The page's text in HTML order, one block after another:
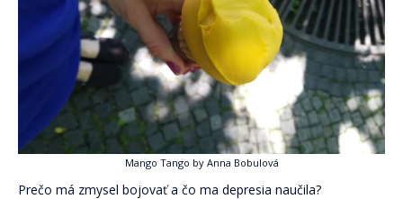
Terapeutické karty (P)o ceste k sebe.
Pocestník. Terapeutický denník.
Komunita Postmodernistov
Pomáhame
Ako pomáhame
Mango Tango by Anna Bobulová
Prečo má zmysel bojovať a čo ma depresia naučila?